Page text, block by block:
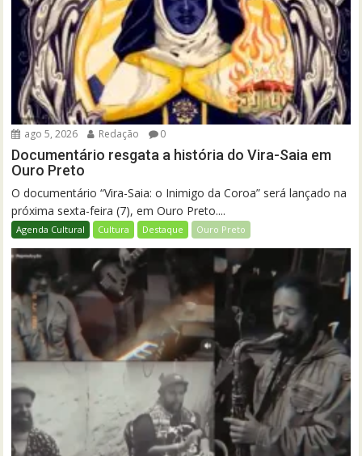
ago 5, 2026 Redação 0
Documentário resgata a história do Vira-Saia em
Ouro Preto
O documentário “Vira-Saia: o Inimigo da Coroa” será lançado na
próxima sexta-feira (7), em Ouro Preto....
Agenda Cultural Cultura Destaque Ouro Preto